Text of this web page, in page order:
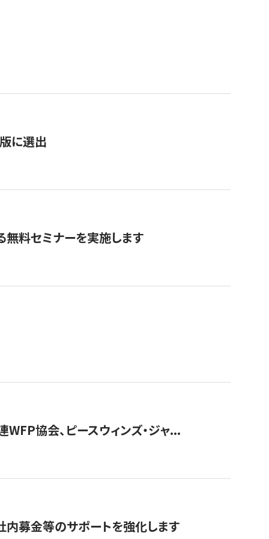
に選出
無料セミナーを実施します
協会、ピースウィンズ・ジャ...
内募金等のサポートを強化します